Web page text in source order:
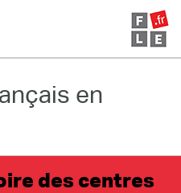
en
des centres